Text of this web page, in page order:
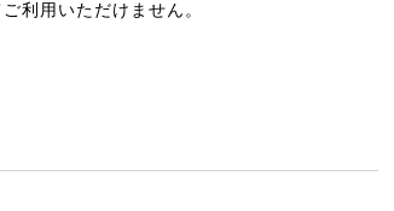
利用いただけません。